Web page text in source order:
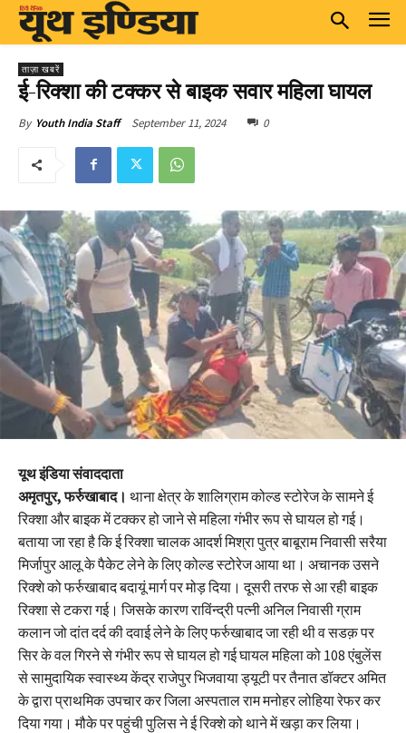
ताज़ा खबरें
ई-रिक्शा की टक्कर से बाइक सवार महिला घायल
By Youth India Staff September 11, 2024 0
यूथ इंडिया संवाददाता
अमृतपुर, फर्रुखाबाद। थाना क्षेत्र के शालिग्राम कोल्ड स्टोरेज के सामने ई
रिक्शा और बाइक में टक्कर हो जाने से महिला गंभीर रूप से घायल हो गई।
बताया जा रहा है कि ई रिक्शा चालक आदर्श मिश्रा पुत्र बाबूराम निवासी सरैया
मिर्जापुर आलू के पैकेट लेने के लिए कोल्ड स्टोरेज आया था। अचानक उसने
रिक्शे को फर्रुखाबाद बदायूं मार्ग पर मोड़ दिया। दूसरी तरफ से आ रही बाइक
रिक्शा से टकरा गई। जिसके कारण राविंन्द्री पत्नी अनिल निवासी ग्राम
कलान जो दांत दर्द की दवाई लेने के लिए फर्रुखाबाद जा रही थी व सडक़ पर
सिर के वल गिरने से गंभीर रूप से घायल हो गई घायल महिला को 108 एंबुलेंस
से सामुदायिक स्वास्थ्य केंद्र राजेपुर भिजवाया ड्यूटी पर तैनात डॉक्टर अमित
के द्वारा प्राथमिक उपचार कर जिला अस्पताल राम मनोहर लोहिया रेफर कर
दिया गया। मौके पर पहुंची पुलिस ने ई रिक्शे को थाने में खड़ा कर लिया।